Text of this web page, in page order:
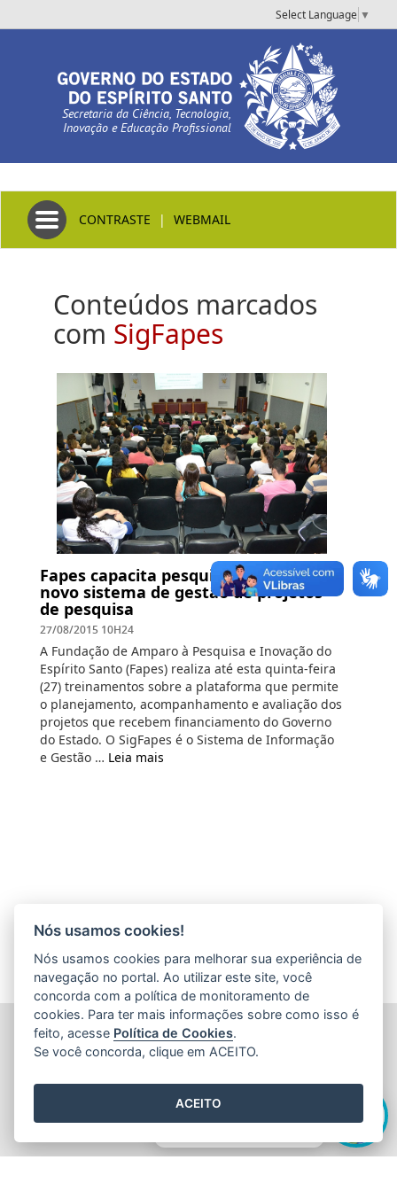
Select Language ▼
Secretaria da Ciência, Tecnologia,
Inovação e Educação Profissional
Toggle navigation
CONTRASTE | WEBMAIL
Conteúdos marcados
com SigFapes
Fapes capacita pesquisadores sobre o
novo sistema de gestão de projetos
de pesquisa
27/08/2015 10H24
A Fundação de Amparo à Pesquisa e Inovação do
Espírito Santo (Fapes) realiza até esta quinta-feira
(27) treinamentos sobre a plataforma que permite
o planejamento, acompanhamento e avaliação dos
projetos que recebem financiamento do Governo
do Estado. O SigFapes é o Sistema de Informação
e Gestão … Leia mais
Olá! Sou a
como posso te ajudar hoje?
FUNDAÇÃO DE AMPARO À PESQUISA E INOVAÇÃO DO
ESPÍRITO SANTO (FAPES)
CEP: 29066-380 - Vitória / ES
Tel.: 27 3636 1850
Nós usamos cookies!
Nós usamos cookies para melhorar sua experiência de
navegação no portal. Ao utilizar este site, você
concorda com a política de monitoramento de
cookies. Para ter mais informações sobre como isso é
feito, acesse Política de Cookies.
Se você concorda, clique em ACEITO.
ACEITO